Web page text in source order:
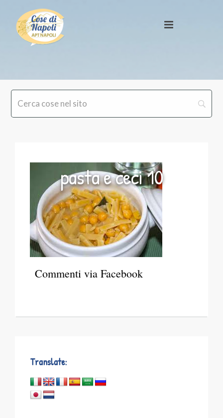
pasta e ceci 10
Commenti via Facebook
Translate: